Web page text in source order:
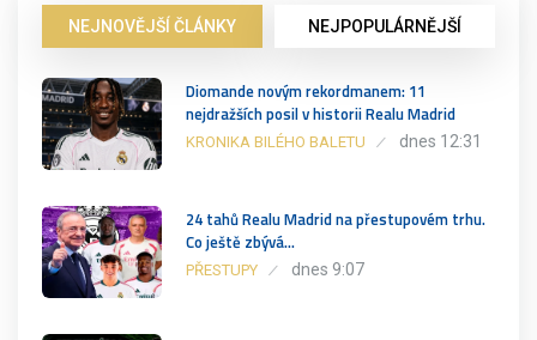
NEJNOVĚJŠÍ ČLÁNKY NEJPOPULÁRNĚJŠÍ
Diomande novým rekordmanem: 11
nejdražších posil v historii Realu Madrid
KRONIKA BILÉHO BALETU dnes 12:31
24 tahů Realu Madrid na přestupovém trhu.
Co ještě zbývá…
PŘESTUPY dnes 9:07